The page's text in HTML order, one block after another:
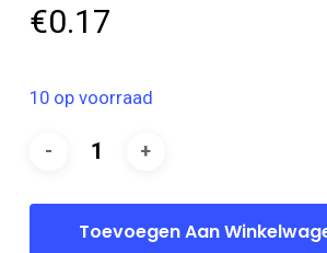
€0.17
10 op voorraad
Toevoegen Aan